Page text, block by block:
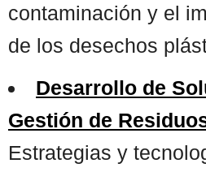
contaminación y el
de los desechos
Desarrollo de
Gestión de
Estrategias y